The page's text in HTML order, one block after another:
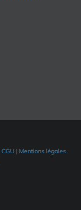
CGU | Mentions légales